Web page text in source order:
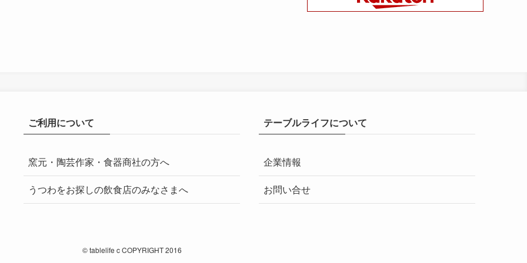
ご利用について
窯元・陶芸作家・食器商社の方へ
うつわをお探しの飲食店のみなさまへ
テーブルライフについて
企業情報
お問い合せ
©tablelife c COPYRIGHT 2016